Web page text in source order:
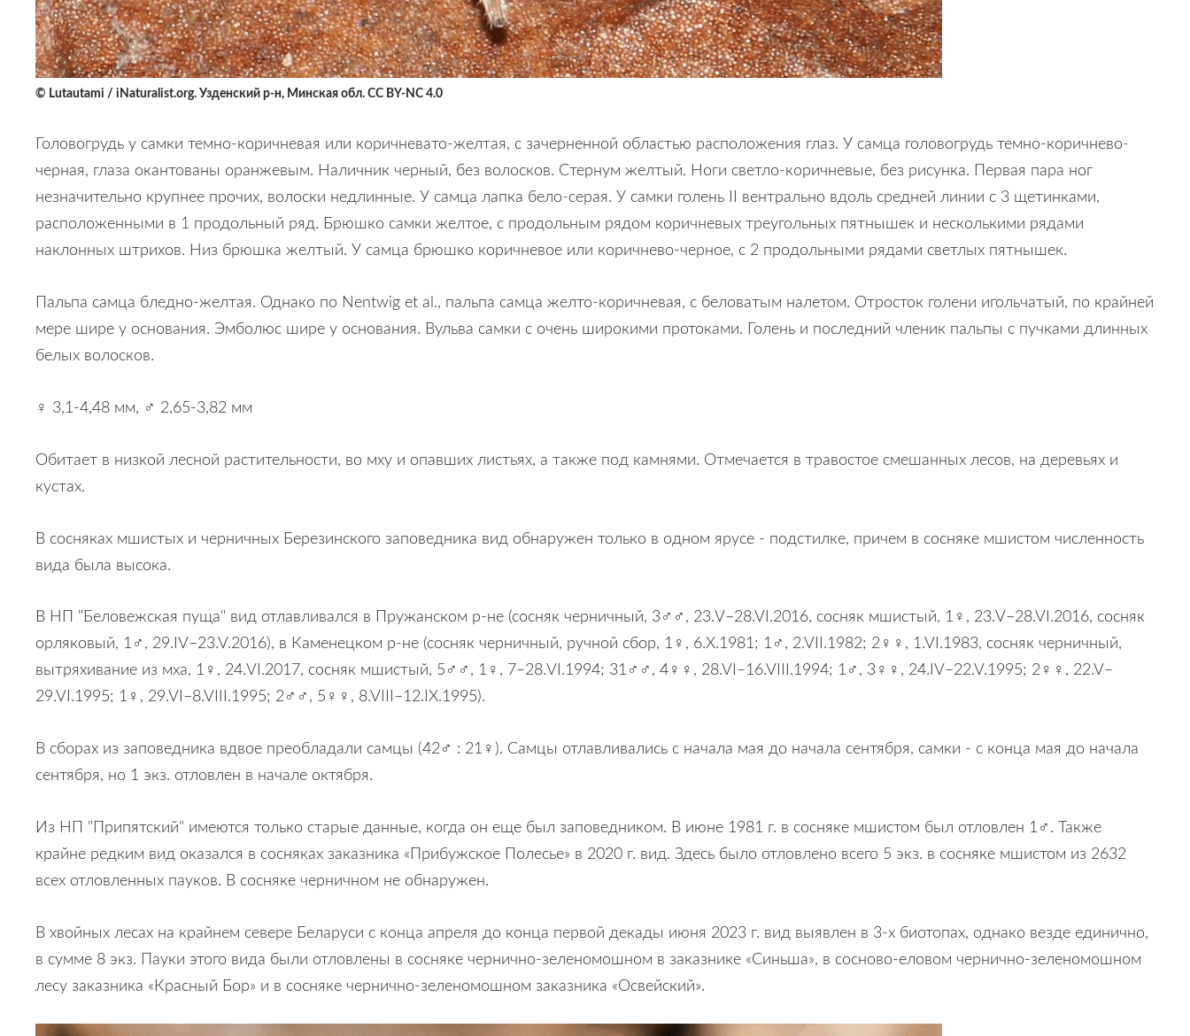
© Lutautami / iNaturalist.org. Узденский р-н, Минская обл. CC BY-NC 4.0
Головогрудь у самки темно-коричневая или коричневато-желтая, с зачерненной областью расположения глаз. У самца головогрудь темно-коричнево-
черная, глаза окантованы оранжевым. Наличник черный, без волосков. Стернум желтый. Ноги светло-коричневые, без рисунка. Первая пара ног
незначительно крупнее прочих, волоски недлинные. У самца лапка бело-серая. У самки голень II вентрально вдоль средней линии с 3 щетинками,
расположенными в 1 продольный ряд. Брюшко самки желтое, с продольным рядом коричневых треугольных пятнышек и несколькими рядами
наклонных штрихов. Низ брюшка желтый. У самца брюшко коричневое или коричнево-черное, с 2 продольными рядами светлых пятнышек.
Пальпа самца бледно-желтая. Однако по Nentwig et al., пальпа самца желто-коричневая, с беловатым налетом. Отросток голени игольчатый, по крайней
мере шире у основания. Эмболюс шире у основания. Вульва самки с очень широкими протоками. Голень и последний членик пальпы с пучками длинных
белых волосков.
♀ 3,1-4,48 мм, ♂ 2,65-3,82 мм
Обитает в низкой лесной растительности, во мху и опавших листьях, а также под камнями. Отмечается в травостое смешанных лесов, на деревьях и
кустах.
В сосняках мшистых и черничных Березинского заповедника вид обнаружен только в одном ярусе - подстилке, причем в сосняке мшистом численность
вида была высока.
В НП "Беловежская пуща" вид отлавливался в Пружанском р-не (сосняк черничный, 3♂♂, 23.V–28.VI.2016, сосняк мшистый, 1♀, 23.V–28.VI.2016, сосняк
орляковый, 1♂, 29.IV–23.V.2016), в Каменецком р-не (сосняк черничный, ручной сбор, 1♀, 6.X.1981; 1♂, 2.VII.1982; 2♀♀, 1.VI.1983, сосняк черничный,
вытряхивание из мха, 1♀, 24.VI.2017, сосняк мшистый, 5♂♂, 1♀, 7–28.VI.1994; 31♂♂, 4♀♀, 28.VI–16.VIII.1994; 1♂, 3♀♀, 24.IV–22.V.1995; 2♀♀, 22.V–
29.VI.1995; 1♀, 29.VI–8.VIII.1995; 2♂♂, 5♀♀, 8.VIII–12.IX.1995).
В сборах из заповедника вдвое преобладали самцы (42♂ : 21♀). Самцы отлавливались с начала мая до начала сентября, самки - с конца мая до начала
сентября, но 1 экз. отловлен в начале октября.
Из НП "Припятский" имеются только старые данные, когда он еще был заповедником. В июне 1981 г. в сосняке мшистом был отловлен 1♂. Также
крайне редким вид оказался в сосняках заказника «Прибужское Полесье» в 2020 г. вид. Здесь было отловлено всего 5 экз. в сосняке мшистом из 2632
всех отловленных пауков. В сосняке черничном не обнаружен.
В хвойных лесах на крайнем севере Беларуси с конца апреля до конца первой декады июня 2023 г. вид выявлен в 3-х биотопах, однако везде единично,
в сумме 8 экз. Пауки этого вида были отловлены в сосняке чернично-зеленомошном в заказнике «Синьша», в сосново-еловом чернично-зеленомошном
лесу заказника «Красный Бор» и в сосняке чернично-зеленомошном заказника «Освейский».